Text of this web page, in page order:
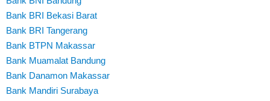
Bank BRI Bekasi Barat
Bank BRI Tangerang
Bank BTPN Makassar
Bank Muamalat Bandung
Bank Danamon Makassar
Bank Mandiri Surabaya